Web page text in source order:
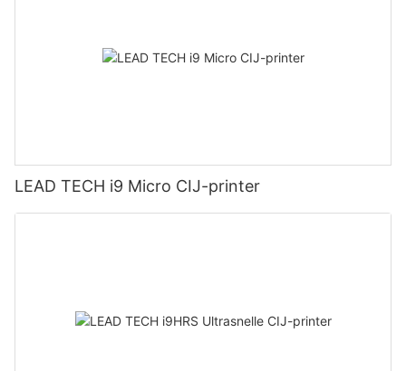
LEAD TECH i9 Micro CIJ-printer